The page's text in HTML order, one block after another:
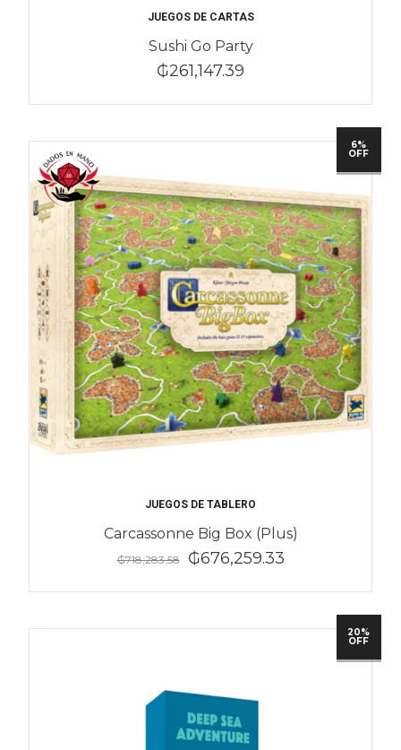
JUEGOS DE CARTAS
Sushi Go Party
₲261,147.39
6%
OFF
JUEGOS DE TABLERO
Carcassonne Big Box (Plus)
₲718,283.58 ₲676,259.33
20%
OFF